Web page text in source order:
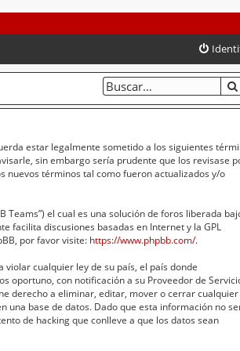
estar legalmente sometido a los siguientes
sin embargo sería prudente que los revisase
nuevos términos tal como fueron actualizados y/o
Teams”) el cual es una solución de foros liberada
facilita discusiones basadas en Internet y la GPL
por favor visite: https://www.phpbb.com/.
cualquier ley de su país, el país donde
oportuno, con notificación a su Proveedor de
derecho a eliminar, editar, mover o cerrar
base de datos. Dado que esta información no
de hacking que conlleve a que los datos sean